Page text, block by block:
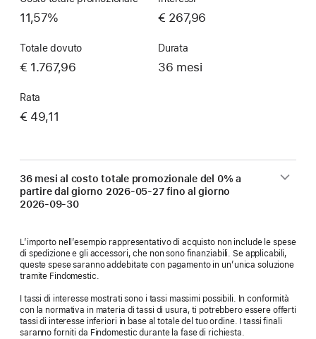
11,57% € 267,96
Totale dovuto
€ 1.767,96
Durata
36 mesi
Rata
€ 49,11
36 mesi al costo totale promozionale del 0% a
partire dal giorno 2026-05-27fino al giorno
2026-09-30
L’importo nell’esempio rappresentativo di acquisto non include le spese
di spedizione e gli accessori, che non sono finanziabili. Se applicabili,
queste spese saranno addebitate con pagamento in un’unica soluzione
tramite Findomestic.
I tassi di interesse mostrati sono i tassi massimi possibili. In conformità
con la normativa in materia di tassi di usura, ti potrebbero essere offerti
tassi di interesse inferiori in base al totale del tuo ordine. I tassi finali
saranno forniti da Findomestic durante la fase di richiesta.